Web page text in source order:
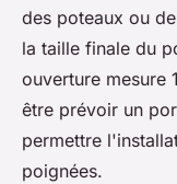
des poteaux ou
la taille finale du
ouverture mesure
être prévoir un
permettre
poignées.